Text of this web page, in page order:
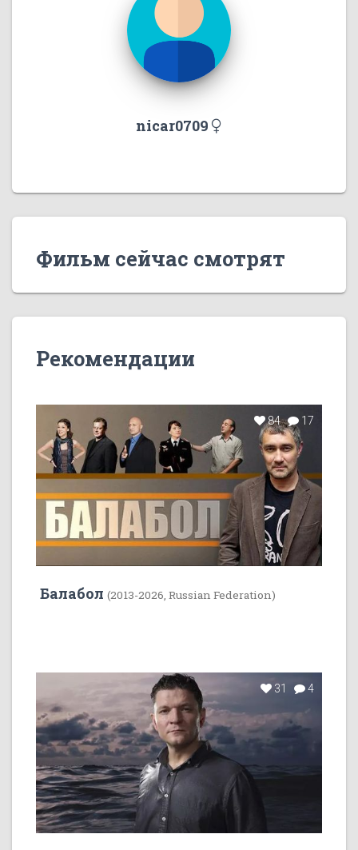
nicar0709
Фильм сейчас смотрят
Рекомендации
84 17
Балабол (2013-2026, Russian Federation)
31 4